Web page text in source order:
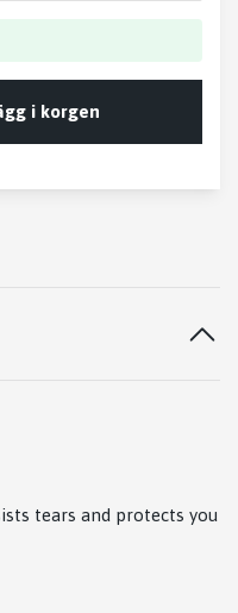
i korgen
tears and protects you